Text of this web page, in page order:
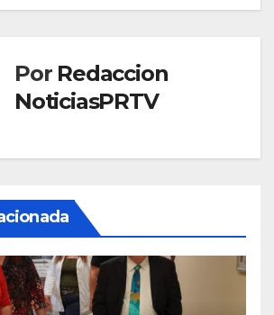
Por Redaccion
NoticiasPRTV